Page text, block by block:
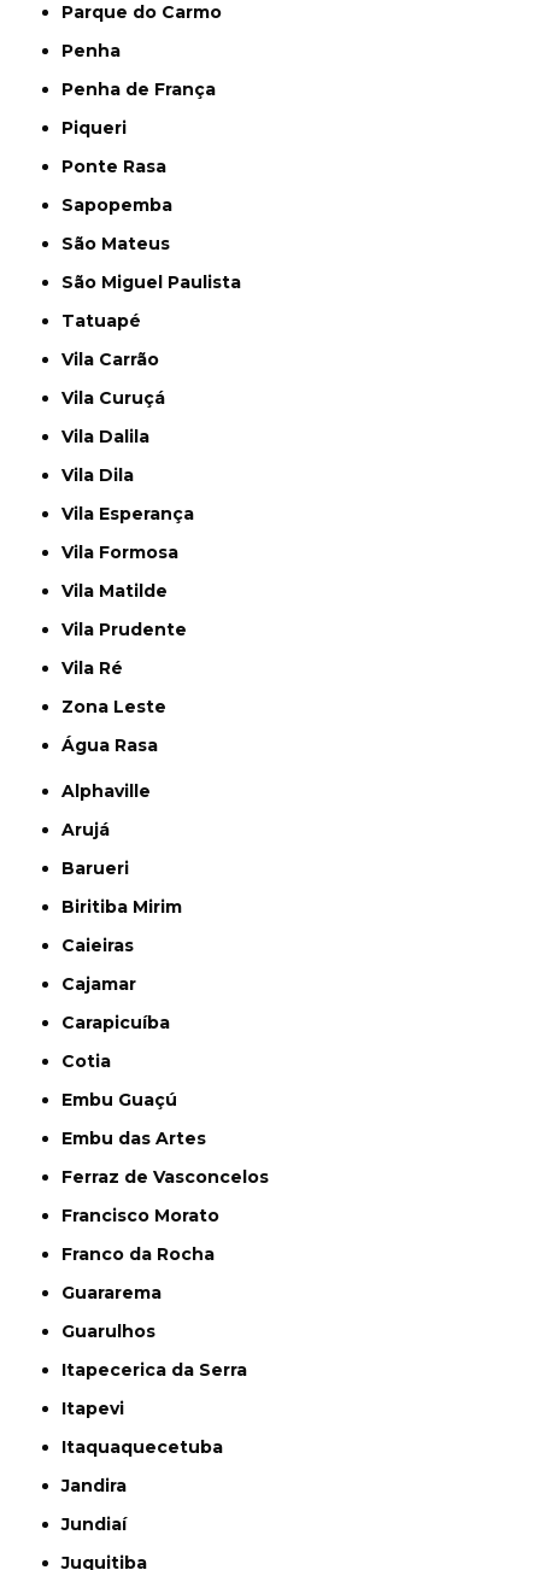
Parque do Carmo
Penha
Penha de França
Piqueri
Ponte Rasa
Sapopemba
São Mateus
São Miguel Paulista
Tatuapé
Vila Carrão
Vila Curuçá
Vila Dalila
Vila Dila
Vila Esperança
Vila Formosa
Vila Matilde
Vila Prudente
Vila Ré
Zona Leste
Água Rasa
Alphaville
Arujá
Barueri
Biritiba Mirim
Caieiras
Cajamar
Carapicuíba
Cotia
Embu Guaçú
Embu das Artes
Ferraz de Vasconcelos
Francisco Morato
Franco da Rocha
Guararema
Guarulhos
Itapecerica da Serra
Itapevi
Itaquaquecetuba
Jandira
Jundiaí
Juquitiba